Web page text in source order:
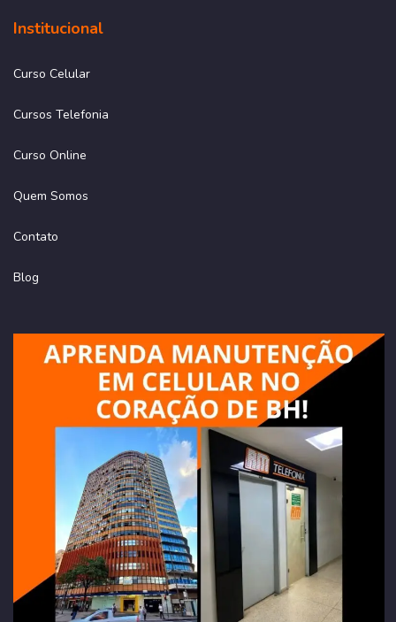
Institucional
Curso Celular
Cursos Telefonia
Curso Online
Quem Somos
Contato
Blog